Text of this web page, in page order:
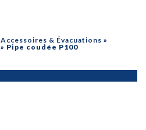
Accessoires & Évacuations »
» Pipe coudée P100